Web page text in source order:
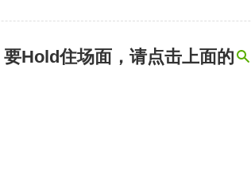
Hold住场面，请点击上面的